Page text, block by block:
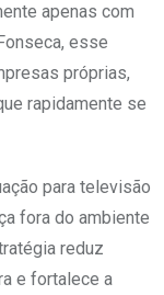
apenas com
esse
próprias,
rapidamente se
para televisão
fora do ambiente
reduz
e fortalece a